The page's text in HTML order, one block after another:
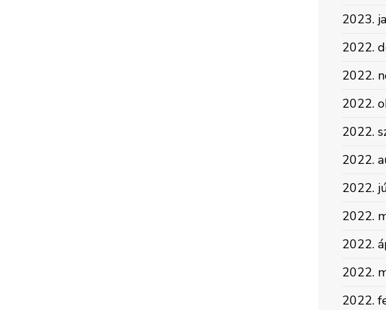
2023.
2022.
2022.
2022.
2022.
2022.
2022.
2022.
2022.
2022.
2022.